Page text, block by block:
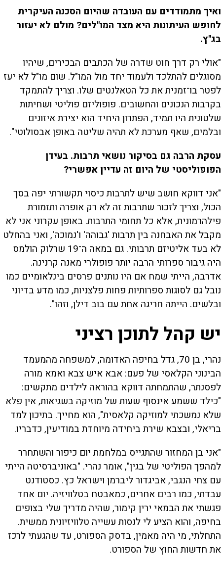
ואיך מתמודדים עם העובדה שהיום הסכנה העיקרית
לחופש העיתונות היא מצד המו"לים? מולם לא יעזור
בג"ץ.
"אולי רק דרך חוט שדרה של הכתבים הבכירים, שיהיו
מסוגלים להתלכד ולעמוד יחד מול המו"ל. שום מו"ל לא יעז
לפטר בו־זמנית את כל הטאלנטים שלו. וצריך להתמקד
בקרבות הנכונים והחשובים. פופוליזם פוליטי ושחיתות
שלטונית היו תמיד, הפתרון היחיד הוא יצירת איזונים
ובלמים, שאף מערכת לא תהיה שליטה באופן אבסולוטי".
עסקת הרבה גם בסיקור נושאי תרבות. בעידן
הפופוליסטי של היום זה עדיין אפשרי?
"אני דווקא חושב שיש לתרבות כיסוי תקשורתי יפה בסך
הכול, וצריך לזכור שתרבות זה לא רק אופרה ותזמורת
פילהרמונית, אלא כל תחומי התרבות. באופן עקרוני אני לא
מקבל את האבחנה בין תרבות 'גבוהה' ו'נמוכה', ואני בהחלט
לא בעד אליטיזם תרבותי. גם במאה ה־19 שרלוק הולמס
היה גיבור ספרותי הרבה יותר פופולרי מאנה קרנינה.
אדרבה, הייתי שמח אם היו נותנים פרסים בינלאומיים כמו
נובל גם לסוגות ספרותיות פחות פלצניות, כמו מדע בדיוני
ובלשים. הייתה חריגה אחת עם בוב דילן, וזהו".
יש קהל לתוכן רציני
נהרי, בן 70, גדל בחיפה האדומה, למשפחה מהמעמד
הבינוני הקלאסי של פעם: אבא איש צבא ואמא מורה
לפסנתר, שהתמחתה דווקא בהוראה לילדים מתקשים:
"כילד ששמע אינסוף שעות של מוזיקה בשגיאות, אין פלא
שלא נמשכתי למוזיקה קלאסית", הוא מחייך. בתיכון למד
בריאלי, ובצבא שירת ביחידה מיוחדת במודיעין, כדבריו.
"אני בן המחזור שהתגייס במלחמת יום כיפור והשתחרר
למהפך הפוליטי של בגין", אומר נהרי. "באוניברסיטה הייתי
עם צחי הנגבי, אביגדור ליברמן וישראל כץ. כסטודנט
עבדתי, כמו רבים אחרים, כמאבטח בטלוויזיה. יום אחד
פגשתי את הבמאי ירין קימור, שהיה מדריך שלי בצופים
בחיפה, והוא הציע לי לנסות עשייה טלוויזיונית ממשית.
התחלתי, מי היה מאמין, בדסק הספורט, עד שהגעתי לרכז
את חדשות החוץ של הספורט.